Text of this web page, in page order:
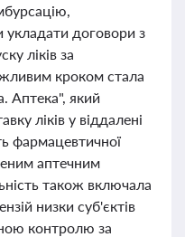
укладати договори з
ліків за
кроком стала
Аптека", який
ліків у віддалені
фармацевтичної
аптечним
також включала
низки суб'єктів
контролю за